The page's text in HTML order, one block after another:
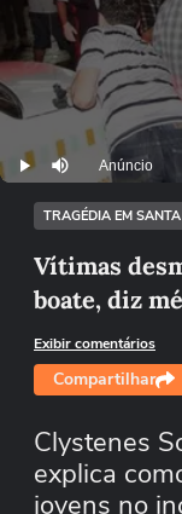
Play Mutar Anúncio
TRAGÉDIA EM
Vítimas
boate, diz
Exibir comentários
Compartilhar
Clystenes
explica
jovens no